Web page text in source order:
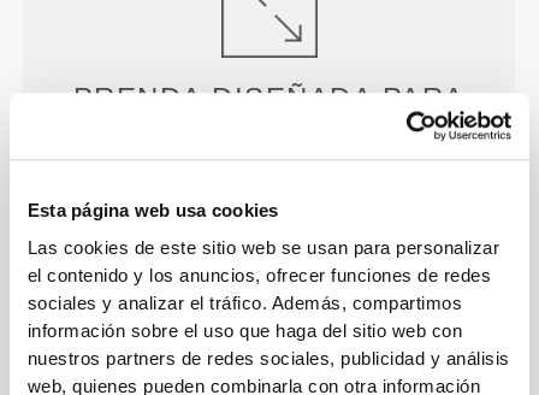
Esta página web usa cookies
Las cookies de este sitio web se usan para personalizar
el contenido y los anuncios, ofrecer funciones de redes
sociales y analizar el tráfico. Además, compartimos
información sobre el uso que haga del sitio web con
nuestros partners de redes sociales, publicidad y análisis
web, quienes pueden combinarla con otra información
PRENDA DISEÑADA PARA
APORTAR ELASTICIDAD
elasticidad y están diseñadas para moverse